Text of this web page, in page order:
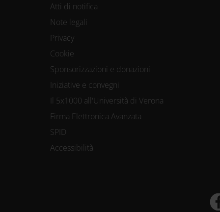
Utilizziamo i
funzionalità dei
Condividiamo
nostri partner
loro o che
Atti di notifica
Note legali
Privacy
Cookie
Sponsorizzazioni e donazioni
Iniziative e convegni
Il 5x1000 all'Università di Verona
Firma Elettronica Avanzata
SPID
Accessibilità